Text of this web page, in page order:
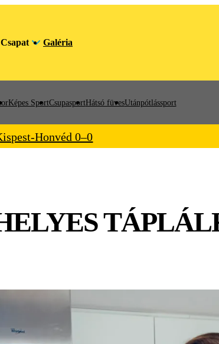
Csapat Galéria
Képes SportCsupasportHátsó füvesUtánpótlássport
Honvéd 0–0